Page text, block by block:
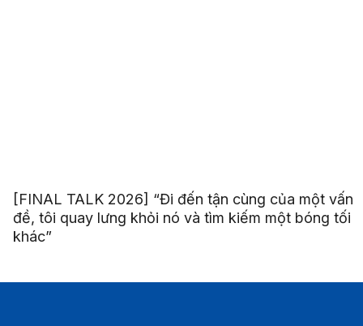
[FINAL TALK 2026] “Đi đến tận cùng của một vấn
đề, tôi quay lưng khỏi nó và tìm kiếm một bóng tối
khác”